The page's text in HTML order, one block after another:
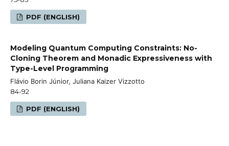
PDF (ENGLISH)
Modeling Quantum Computing Constraints: No-
Cloning Theorem and Monadic Expressiveness with
Type-Level Programming
Flávio Borin Júnior, Juliana Kaizer Vizzotto
84-92
PDF (ENGLISH)